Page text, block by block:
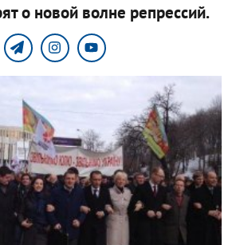
о новой волне репрессий.